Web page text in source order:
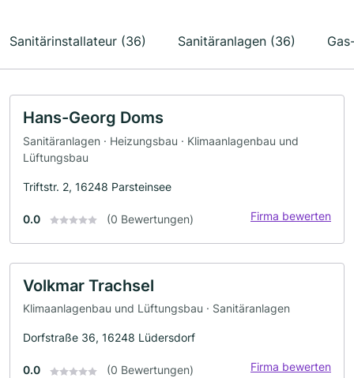
Sanitärinstallateur (36) Sanitäranlagen (36)
Hans-Georg Doms
Sanitäranlagen · Heizungsbau · Klimaanlagenbau und
Lüftungsbau
Triftstr. 2, 16248 Parsteinsee
0.0 (0 Bewertungen) Firma bewerten
Volkmar Trachsel
Klimaanlagenbau und Lüftungsbau · Sanitäranlagen
Dorfstraße 36, 16248 Lüdersdorf
0.0 (0 Bewertungen) Firma bewerten